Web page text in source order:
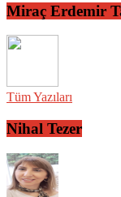
Miraç Erdemir
Tüm Yazıları
Nihal Tezer